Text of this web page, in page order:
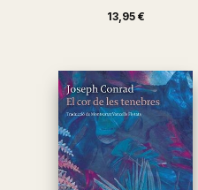
13,95 €